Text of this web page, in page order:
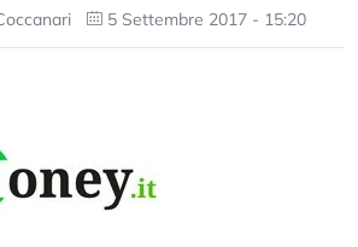
5 Settembre 2017 - 15:20